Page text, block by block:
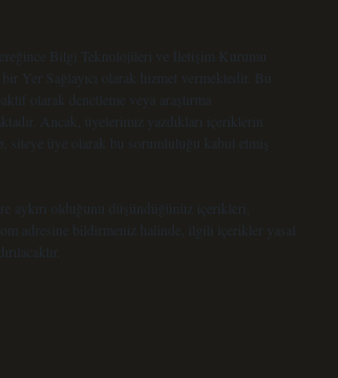
Bilgi Teknolojileri ve İletişim Kurumu
bir Yer Sağlayıcı olarak hizmet vermektedir. Bu
olarak denetleme veya araştırma
Ancak, üyelerimiz yazdıkları içeriklerin
siteye üye olarak bu sorumluluğu kabul etmiş
aykırı olduğunu düşündüğünüz içerikleri,
adresine bildirmeniz halinde, ilgili içerikler yasal